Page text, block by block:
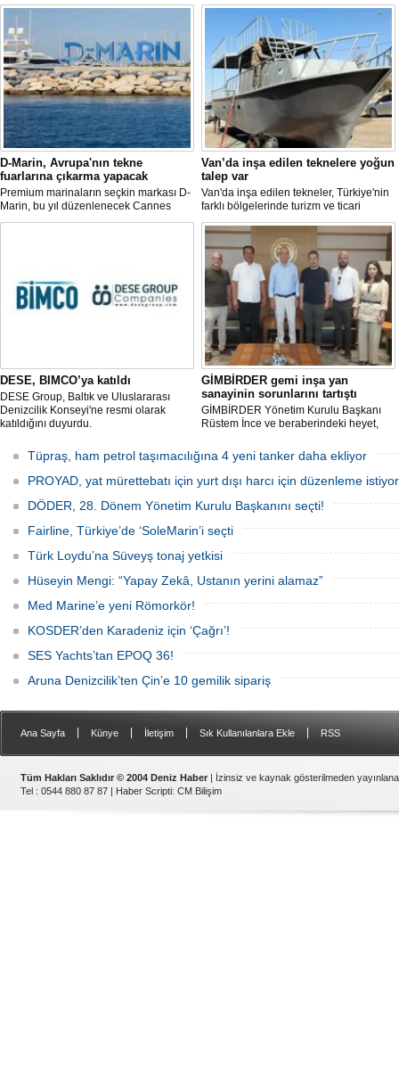
D-Marin, Avrupa'nın tekne
fuarlarına çıkarma yapacak
Premium marinaların seçkin markası D-
Marin, bu yıl düzenlenecek Cannes
Yachting Festival ve Cenova
Van’da inşa edilen teknelere yoğun
talep var
Van'da inşa edilen tekneler, Türkiye'nin
farklı bölgelerinde turizm ve ticari
faaliyetlerde kullanılmak üzere deniz ve
göllerle buluşuyor. Müşterilerin
taleplerine göre özel olarak tasarlanan
tekneler, donanım ve özelliklerine göre
şekillendirilerek teslim ediliyor.
DESE, BIMCO’ya katıldı
DESE Group, Baltık ve Uluslararası
Denizcilik Konseyi'ne resmi olarak
katıldığını duyurdu.
GİMBİRDER gemi inşa yan
sanayinin sorunlarını tartıştı
GİMBİRDER Yönetim Kurulu Başkanı
Rüstem İnce ve beraberindeki heyet,
ziyaret etti. Görüşmede tersane taşeron
firmalarının yaşadığı sektörel sorunlar
ile vergi uygulamalarındaki
mağduriyetler ele alındı.
Tüpraş, ham petrol taşımacılığına 4 yeni tanker daha ekliyor
PROYAD, yat mürettebatı için yurt dışı harcı için düzenleme istiyor
DÖDER, 28. Dönem Yönetim Kurulu Başkanını seçti!
Fairline, Türkiye’de ‘SoleMarin’i seçti
Türk Loydu’na Süveyş tonaj yetkisi
Hüseyin Mengi: “Yapay Zekâ, Ustanın yerini alamaz”
Med Marine’e yeni Römorkör!
KOSDER’den Karadeniz için ‘Çağrı’!
SES Yachts’tan EPOQ 36!
Aruna Denizcilik’ten Çin’e 10 gemilik sipariş
Ana Sayfa Künye İletişim Sık Kullanılanlara Ekle RSS
Tüm Hakları Saklıdır © 2004 Deniz Haber | İzinsiz ve kaynak gösterilmeden
Tel : 0544 880 87 87 | Haber Scripti: CM Bilişim